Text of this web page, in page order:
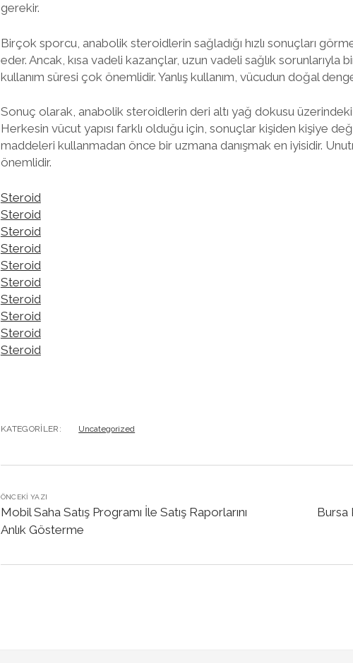
gerekir.
Birçok sporcu, anabolik steroidlerin sağladığı hızlı sonuçları
eder. Ancak, kısa vadeli kazançlar, uzun vadeli sağlık sorunlarıyla
kullanım süresi çok önemlidir. Yanlış kullanım, vücudun doğal
Sonuç olarak, anabolik steroidlerin deri altı yağ dokusu
Herkesin vücut yapısı farklı olduğu için, sonuçlar kişiden kişiye
maddeleri kullanmadan önce bir uzmana danışmak en iyisidir.
önemlidir.
Steroid
Steroid
Steroid
Steroid
Steroid
Steroid
Steroid
Steroid
Steroid
Steroid
KATEGORILER: Uncategorized
ÖNCEKI YAZI
Mobil Saha Satış Programı İle Satış Raporlarını
Anlık Gösterme
Bursa